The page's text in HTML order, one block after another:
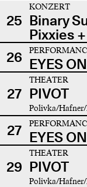
25
KONZERT
Binary
Pixxies
26 EYES
27
THEATER
PIVOT
Polivka/
27 EYES
29
THEATER
PIVOT
Polivka/